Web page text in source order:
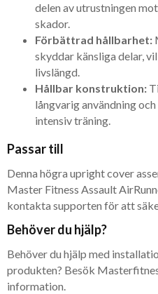
delen av utrustningen
skador.
Förbättrad hållbarhet:
skyddar känsliga delar,
livslängd.
Hållbar konstruktion:
långvarig användning
intensiv träning.
Passar till
Denna högra upright cover
Master Fitness Assault
kontakta supporten för att
Behöver du hjälp?
Behöver du hjälp med
produkten? Besök
information.